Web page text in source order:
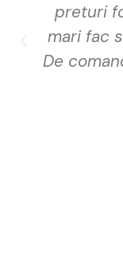
preturi
mari fac
De